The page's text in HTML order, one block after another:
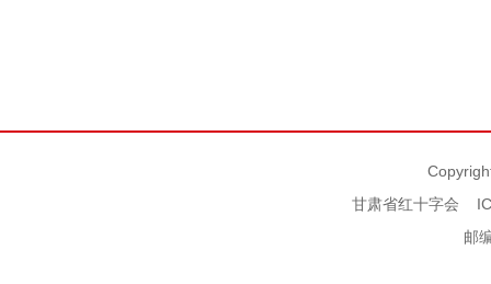
甘肃省红十字会
邮